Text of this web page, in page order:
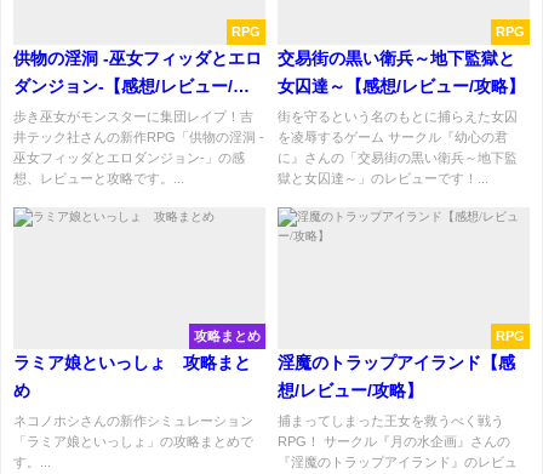
RPG
供物の淫洞 -巫女フィッダとエロ
ダンジョン-【感想/レビュー/攻
略】
歩き巫女がモンスターに集団レイプ！吉
井テック社さんの新作RPG「供物の淫洞 -
巫女フィッダとエロダンジョン-」の感
想、レビューと攻略です。...
RPG
交易街の黒い衛兵～地下監獄と
女囚達～【感想/レビュー/攻略】
街を守るという名のもとに捕らえた女囚
を凌辱するゲーム サークル『幼心の君
に』さんの「交易街の黒い衛兵～地下監
獄と女囚達～」のレビューです！...
攻略まとめ
ラミア娘といっしょ 攻略まと
め
ネコノホシさんの新作シミュレーション
「ラミア娘といっしょ」の攻略まとめで
す。...
RPG
淫魔のトラップアイランド【感
想/レビュー/攻略】
捕まってしまった王女を救うべく戦う
RPG！ サークル『月の水企画』さんの
『淫魔のトラップアイランド』のレビュ